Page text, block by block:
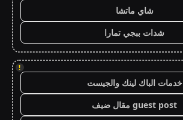
شاي ماتشا
شدات ببجي تمارا
!
خدمات الباك لينك والجيست
guest post مقال ضيف